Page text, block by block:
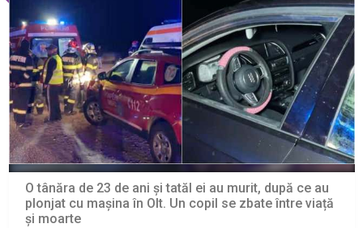
O tânăra de 23 de ani și tatăl ei au murit, după ce au
plonjat cu mașina în Olt. Un copil se zbate între viață
și moarte